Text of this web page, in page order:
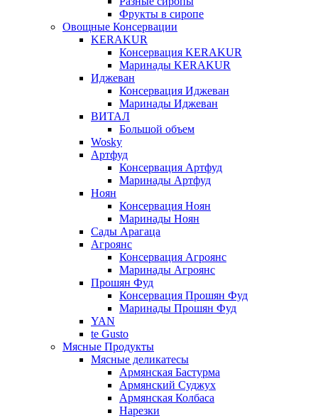
Фрукты в сиропе
Овощные Консервации
KERAKUR
Консервация KERAKUR
Маринады KERAKUR
Иджеван
Консервация Иджеван
Маринады Иджеван
ВИТАЛ
Большой объем
Wosky
Артфуд
Консервация Артфуд
Маринады Артфуд
Ноян
Консервация Ноян
Маринады Ноян
Сады Арагаца
Агроянс
Консервация Агроянс
Маринады Агроянс
Прошян Фуд
Консервация Прошян Фуд
Маринады Прошян Фуд
YAN
te Gusto
Мясные Продукты
Мясные деликатесы
Армянская Бастурма
Армянский Суджух
Армянская Колбаса
Нарезки